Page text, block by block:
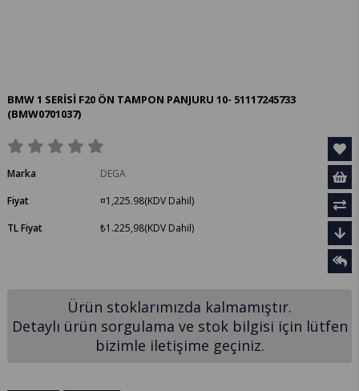
BMW 1 SERİSİ F20 ÖN TAMPON PANJURU 10- 51117245733
(BMW0701037)
Marka
DEGA
Fiyat
¤1,225.98(KDV Dahil)
TL Fiyat
₺1.225,98(KDV Dahil)
Ürün stoklarımızda kalmamıştır.
Detaylı ürün sorgulama ve stok bilgisi için lütfen
bizimle iletişime geçiniz.